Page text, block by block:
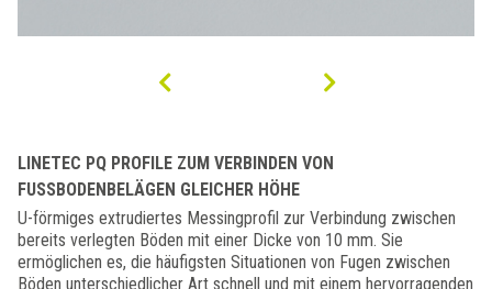
LINETEC PQ PROFILE ZUM VERBINDEN VON
FUSSBODENBELÄGEN GLEICHER HÖHE
U-förmiges extrudiertes Messingprofil zur Verbindung zwischen
bereits verlegten Böden mit einer Dicke von 10 mm. Sie
ermöglichen es, die häufigsten Situationen von Fugen zwischen
Böden unterschiedlicher Art schnell und mit einem hervorragenden